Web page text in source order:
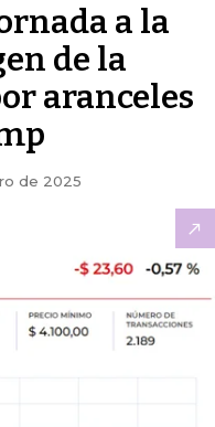
a la
de la
aranceles
de 2025